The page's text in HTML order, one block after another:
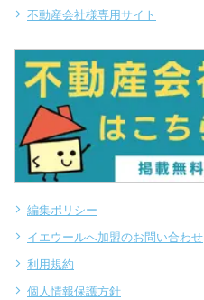
不動産会社様専用サイト
編集ポリシー
イエウールへ加盟のお問い合わせ
利用規約
個人情報保護方針